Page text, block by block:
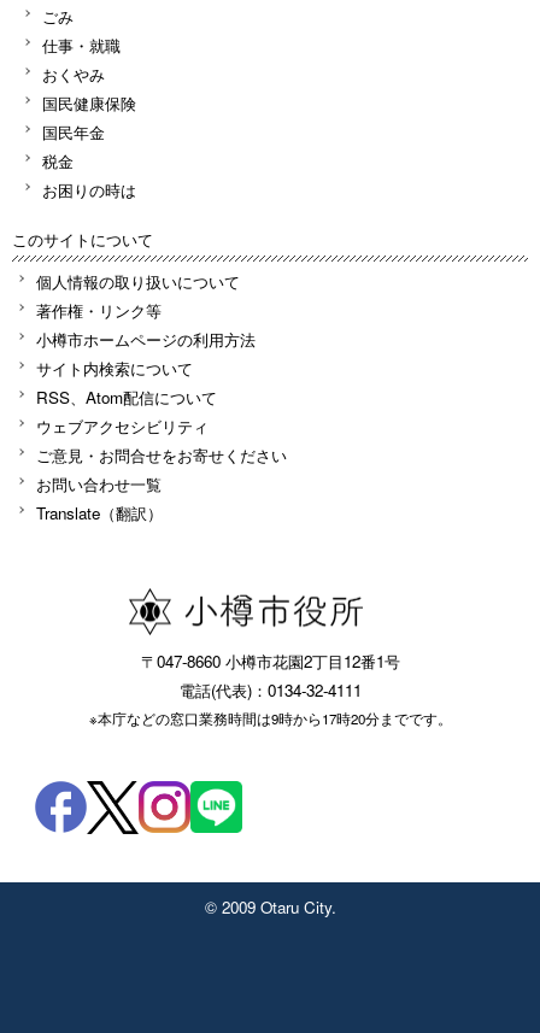
ごみ
仕事・就職
おくやみ
国民健康保険
国民年金
税金
お困りの時は
このサイトについて
個人情報の取り扱いについて
著作権・リンク等
小樽市ホームページの利用方法
サイト内検索について
RSS、Atom配信について
ウェブアクセシビリティ
ご意見・お問合せをお寄せください
お問い合わせ一覧
Translate（翻訳）
〒047-8660 小樽市花園2丁目12番1号
電話(代表)：0134-32-4111
※本庁などの窓口業務時間は9時から17時20分までです。
© 2009 Otaru City.